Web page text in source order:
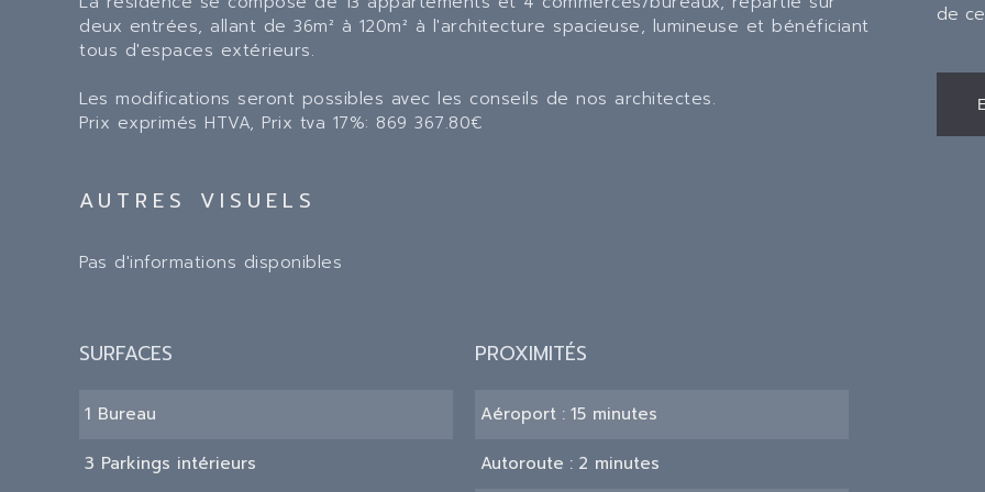
deux entrées, allant de 36m² à 120m² à l'architecture spacieuse, lumineuse et bénéficiant
tous d'espaces extérieurs.
Les modifications seront possibles avec les conseils de nos architectes.
Prix exprimés HTVA, Prix tva 17%: 869 367.80€
AUTRES VISUELS
Pas d'informations disponibles
SURFACES
1 Bureau
3 Parkings intérieurs
PROXIMITÉS
Aéroport 15 minutes
Autoroute 2 minutes
de